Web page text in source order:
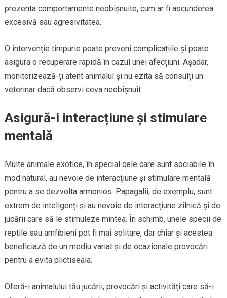
prezenta comportamente neobișnuite, cum ar fi ascunderea
excesivă sau agresivitatea.
O intervenție timpurie poate preveni complicațiile și poate
asigura o recuperare rapidă în cazul unei afecțiuni. Așadar,
monitorizează-ți atent animalul și nu ezita să consulți un
veterinar dacă observi ceva neobișnuit.
Asigură-i interacțiune și stimulare
mentală
Multe animale exotice, în special cele care sunt sociabile în
mod natural, au nevoie de interacțiune și stimulare mentală
pentru a se dezvolta armonios. Papagalii, de exemplu, sunt
extrem de inteligenți și au nevoie de interacțiune zilnică și de
jucării care să le stimuleze mintea. În schimb, unele specii de
reptile sau amfibieni pot fi mai solitare, dar chiar și acestea
beneficiază de un mediu variat și de ocazionale provocări
pentru a evita plictiseala.
Oferă-i animalului tău jucării, provocări și activități care să-i